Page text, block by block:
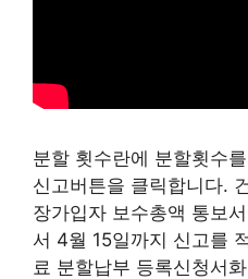
분할 횟수란에 분할횟수
신고버튼을 클릭합니다.
장가입자 보수총액 통보
서 4월 15일까지 신고를
료 분할납부 등록신청서